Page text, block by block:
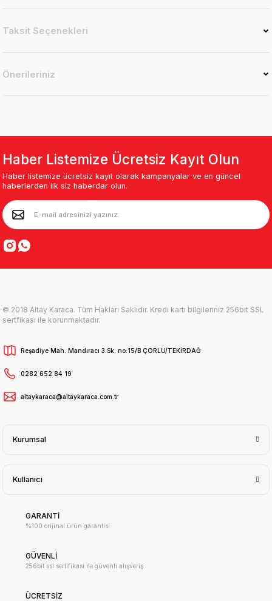
Taksit Seçenekleri
Önerileriniz
Haber Listemize Ücretsiz Kayıt Olun
Haber listemize ücretsiz kayıt olarak kampanyalar ve en güncel
haberlerden ilk siz haberdar olun.
© 2018 Altay Karaca. Tüm Hakları Saklıdır. Kredi kartı bilgileriniz 256bit SSL
sertfikası ile korunmaktadır.
Reşadiye Mah. Mandıracı 3.Sk. no:15/B ÇORLU/TEKİRDAĞ
0282 652 84 19
altaykaraca@altaykaraca.com.tr
Kurumsal
Kullanıcı
GARANTİ
%100 orijinal ürün garantisi
GÜVENLİ
256bit ssl sertifikası ile güvenli alışveriş
ÜCRETSİZ